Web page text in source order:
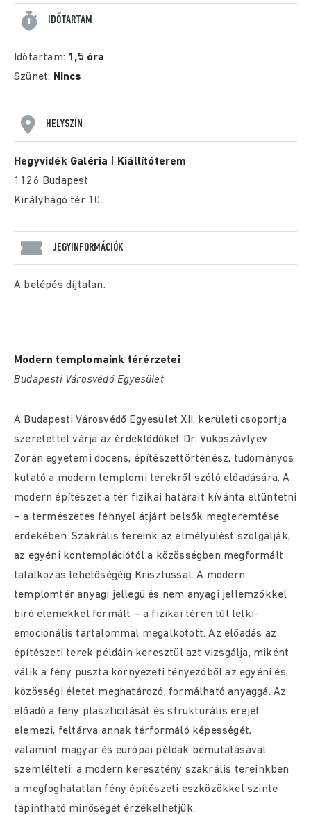
IDŐTARTAM
Időtartam: 1,5 óra
Szünet: Nincs
HELYSZÍN
Hegyvidék Galéria
Kiállítóterem
1126 Budapest
Királyhágó tér 10.
JEGYINFORMÁCIÓK
A belépés díjtalan.
Modern templomaink térérzetei
Budapesti Városvédő Egyesület
A Budapesti Városvédő Egyesület XII. kerületi csoportja
szeretettel várja az érdeklődőket Dr. Vukoszávlyev
Zorán egyetemi docens, építészettörténész, tudományos
kutató a modern templomi terekről szóló előadására. A
modern építészet a tér fizikai határait kívánta eltüntetni
– a természetes fénnyel átjárt belsők megteremtése
érdekében. Szakrális tereink az elmélyülést szolgálják,
az egyéni kontemplációtól a közösségben megformált
találkozás lehetőségéig Krisztussal. A modern
templomtér anyagi jellegű és nem anyagi jellemzőkkel
bíró elemekkel formált – a fizikai téren túl lelki-
emocionális tartalommal megalkotott. Az előadás az
építészeti terek példáin keresztül azt vizsgálja, miként
válik a fény puszta környezeti tényezőből az egyéni és
közösségi életet meghatározó, formálható anyaggá. Az
előadó a fény plaszticitását és strukturális erejét
elemezi, feltárva annak térformáló képességét,
valamint magyar és európai példák bemutatásával
szemlélteti: a modern keresztény szakrális tereinkben
a megfoghatatlan fény építészeti eszközökkel szinte
tapintható minőségét érzékelhetjük.